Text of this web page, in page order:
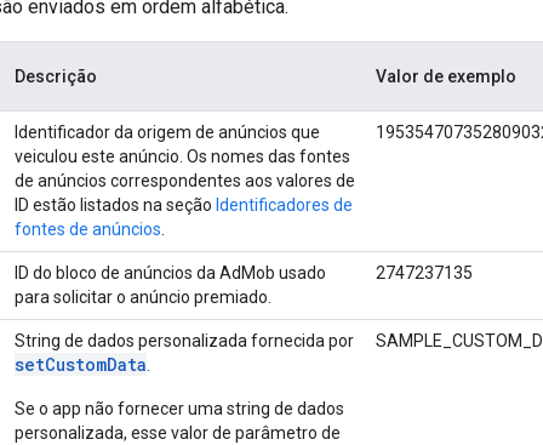
enviados em ordem alfabética.
Descrição Valor de exemplo
Identificador da origem de anúncios que
veiculou este anúncio. Os nomes das fontes
de anúncios correspondentes aos valores de
ID estão listados na seção Identificadores de
fontes de anúncios
ID do bloco de anúncios da AdMob usado
para solicitar o anúncio premiado.
2747237135
String de dados personalizada fornecida por
setCustomData
Se o app não fornecer uma string de dados
personalizada, esse valor de parâmetro de